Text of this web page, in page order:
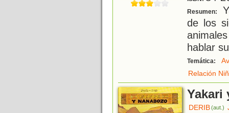
Resumen:
de los
hablar
Temática:
Relación
Yakari
DERIB(aut.)